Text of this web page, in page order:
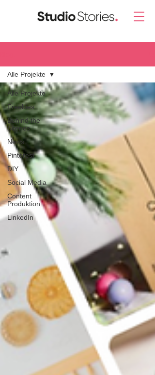
Alle Projekte
Freebies
Behind the
Scenes
News
Pinterest
DIY
Social Media
Content
Produktion
LinkedIn
Alle Projekte